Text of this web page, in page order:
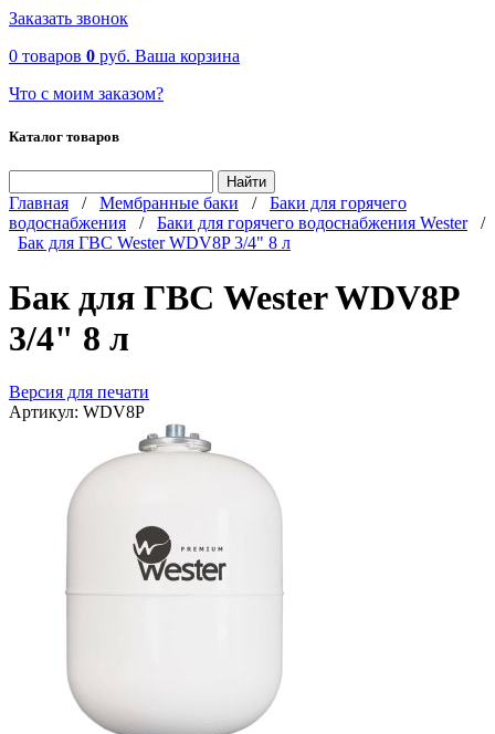
Заказать звонок
0 товаров 0 руб. Ваша корзина
Что с моим заказом?
Каталог товаров
Главная / Мембранные баки / Баки для горячего
водоснабжения / Баки для горячего водоснабжения Wester/
Бак для ГВС Wester WDV8P 3/4" 8 л
Бак для ГВС Wester WDV8P
3/4" 8 л
Версия для печати
Артикул: WDV8P